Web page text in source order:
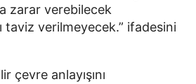
zarar verebilecek
taviz verilmeyecek.” ifadesini
çevre anlayışını